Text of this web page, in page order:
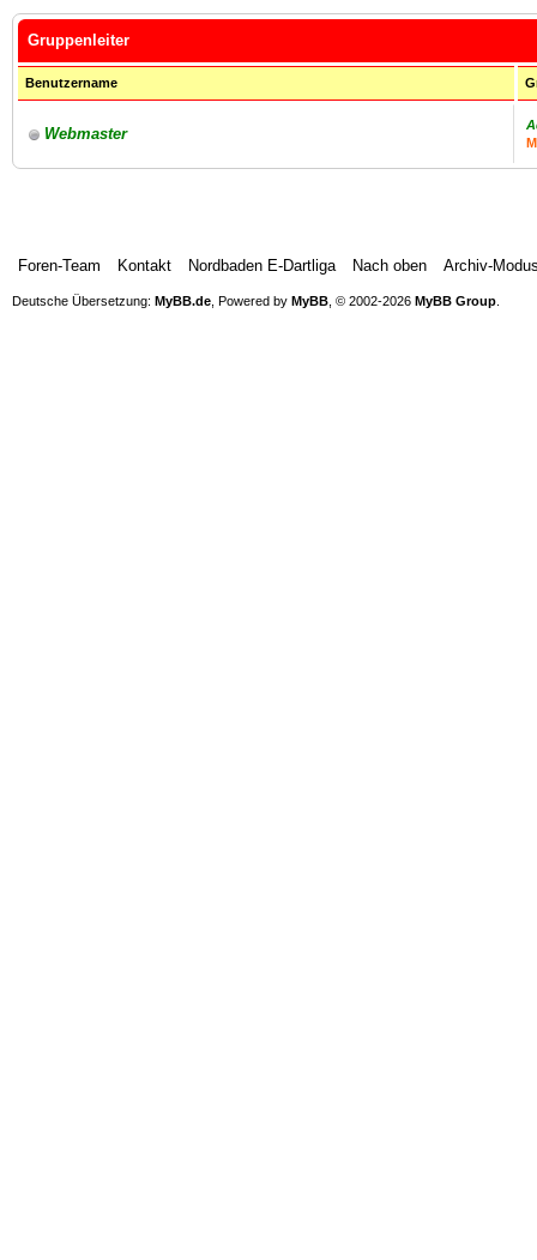
Gruppenleiter
Benutzername
Webmaster
Foren-Team Kontakt Nordbaden E-Dartliga Nach oben Archiv-
Deutsche Übersetzung: MyBB.de , Powered by MyBB , © 2002-2026 MyBB Group